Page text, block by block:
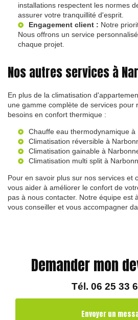
installations respectent les normes
assurer votre tranquillité d'esprit.
Engagement client : Notre
Nous offrons un service
chaque projet.
Nos autres services à
En plus de la climatisation
une gamme complète de services pour
besoins en confort thermique :
Chauffe eau thermodynamique à
Climatisation réversible à
Climatisation gainable à
Climatisation multi split à
Pour en savoir plus sur nos services et
vous aider à améliorer le confort de
pas à nous contacter. Notre équipe est
vous conseiller et vous accompagner
Demander mon
Tél. 06 25 33
Envoyer un